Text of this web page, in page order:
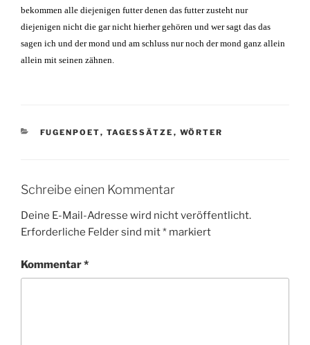
bekommen alle diejenigen futter denen das futter zusteht nur
diejenigen nicht die gar nicht hierher gehören und wer sagt das das
sagen ich und der mond und am schluss nur noch der mond ganz allein
allein mit seinen zähnen.
KATEGORIEN
FUGENPOET, TAGESSÄTZE , WÖRTER
Schreibe einen Kommentar
Deine E-Mail-Adresse wird nicht veröffentlicht.
Erforderliche Felder sind mit* markiert
Kommentar*